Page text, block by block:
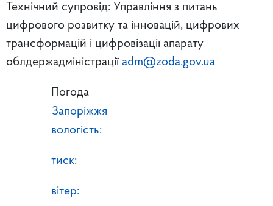
Технічний супровід: Управління з питань
цифрового розвитку та інновацій, цифрових
трансформацій і цифровізації апарату
облдержадміністрації adm@zoda.gov.ua
Погода
Запоріжжя
вологість:
тиск:
вітер: